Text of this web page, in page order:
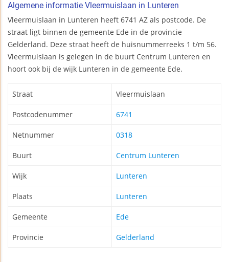
Algemene informatie Vleermuislaan in Lunteren
Vleermuislaan in Lunteren heeft 6741 AZ als postcode. De
straat ligt binnen de gemeente Ede in de provincie
Gelderland. Deze straat heeft de huisnummerreeks 1 t/m 56.
Vleermuislaan is gelegen in de buurt Centrum Lunteren en
hoort ook bij de wijk Lunteren in de gemeente Ede.
Straat Vleermuislaan
Postcodenummer 6741
Netnummer 0318
Buurt Centrum Lunteren
Wijk Lunteren
Plaats Lunteren
Gemeente Ede
Provincie Gelderland